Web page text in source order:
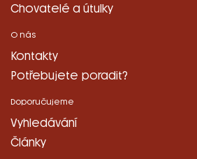
Chovatelé a útulky
O nás
Kontakty
Potřebujete poradit?
Doporučujeme
Vyhledávání
Články